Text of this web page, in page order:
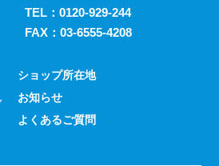
ラブルなど、身の回りの様々な事情
を締結できない、という方は意外に
は手元にないと何かと手間がかか
、そういった方であっても気軽
タルスマホサービスのご案内を行
TEL： 0120-929-244
FAX：03-6555-4208
ショップ所在地
お知らせ
よくあるご質問